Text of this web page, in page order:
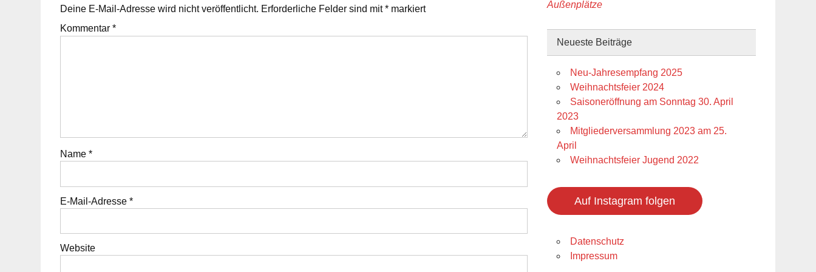
Deine E-Mail-Adresse wird nicht veröffentlicht. Erforderliche Felder sind mit* markiert
Kommentar*
Name*
E-Mail-Adresse*
Website
Außenplätze
Neueste Beiträge
Neu-Jahresempfang 2025
Weihnachtsfeier 2024
Saisoneröffnung am Sonntag 30. April
2023
Mitgliederversammlung 2023 am 25.
April
Weihnachtsfeier Jugend 2022
Auf Instagram folgen
Datenschutz
Impressum